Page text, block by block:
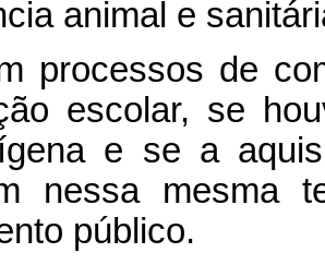
animal e
processos de
escolar, se
e se a
nessa mesma
público.